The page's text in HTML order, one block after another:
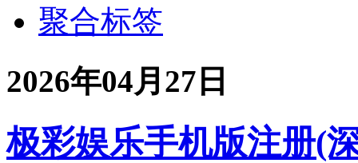
聚合标签
2026年04月27日
极彩娱乐手机版注册(